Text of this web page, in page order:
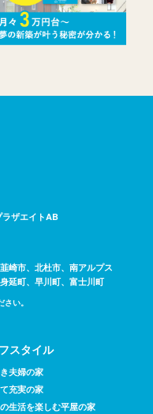
ザエイトAB
崎市、北杜市、南アルプス
延町、早川町、富士川町
い。
スタイル
夫婦の家
充実の家
生活を楽しむ平屋の家